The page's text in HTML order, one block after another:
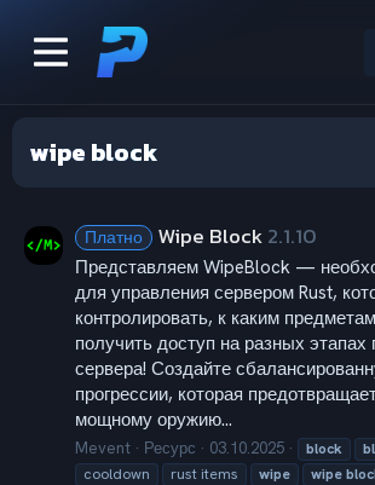
wipe block
Платно Wipe Block2.1.10
Представляем WipeBlock —
для управления сервером Rust,
контролировать, к каким
получить доступ на разных этапах
сервера! Создайте
прогрессии, которая
мощному оружию...
Mevent Ресурс 03.10.2025 block
cooldown
rust items wipe wipe